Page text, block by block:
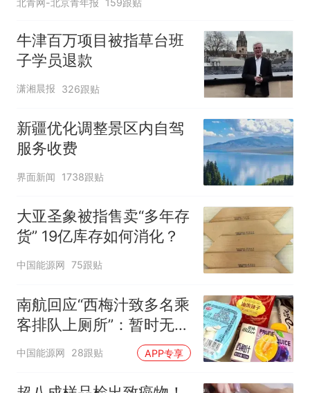
159跟贴
牛津百万项目被指草台班
子学员退款
潇湘晨报 326跟贴
新疆优化调整景区内自驾
服务收费
界面新闻 1738跟贴
大亚圣象被指售卖“多年存
货” 19亿库存如何消化？
中国能源网 75跟贴
南航回应“西梅汁致多名乘
客排队上厕所”：暂时无法
核查是否发放西梅汁
中国能源网 28跟贴 APP专享